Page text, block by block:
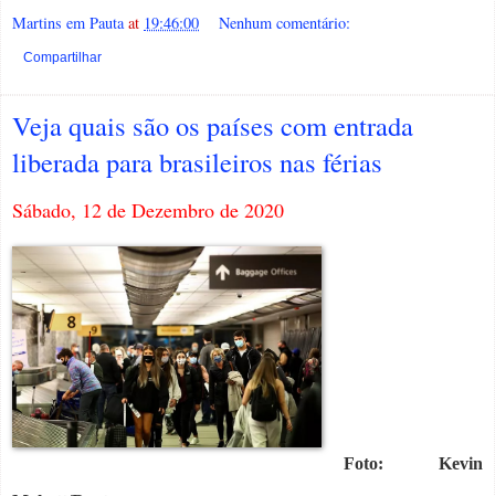
Martins em Pauta at 19:46:00 Nenhum comentário:
Compartilhar
Veja quais são os países com entrada
liberada para brasileiros nas férias
Sábado, 12 de Dezembro de 2020
Foto: Kevin